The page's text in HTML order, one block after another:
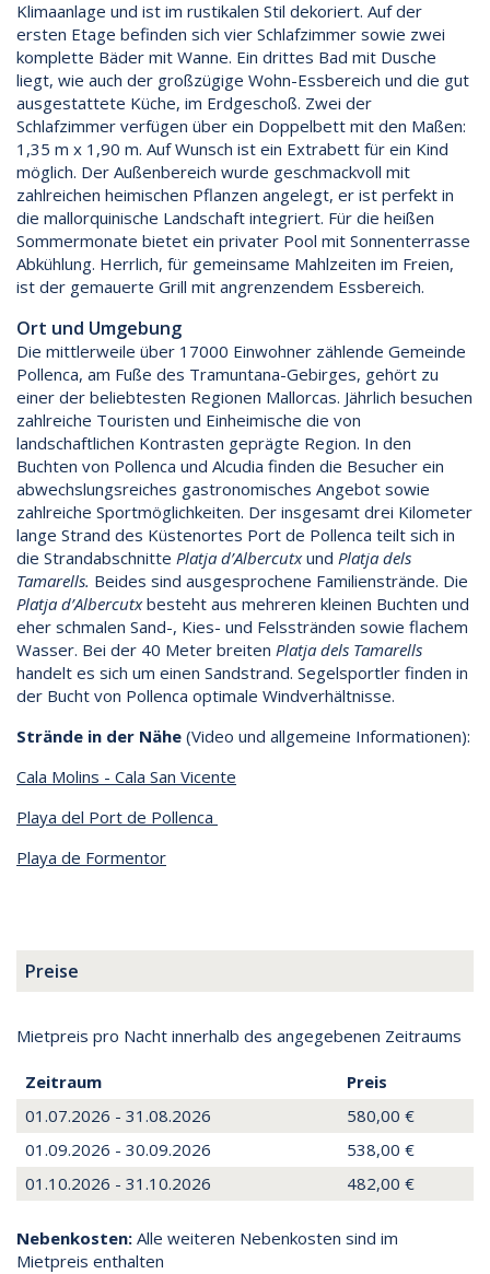
Klimaanlage und ist im rustikalen Stil dekoriert. Auf der
ersten Etage befinden sich vier Schlafzimmer sowie zwei
komplette Bäder mit Wanne. Ein drittes Bad mit Dusche
liegt, wie auch der großzügige Wohn-Essbereich und die gut
ausgestattete Küche, im Erdgeschoß. Zwei der
Schlafzimmer verfügen über ein Doppelbett mit den Maßen:
1,35 m x 1,90 m. Auf Wunsch ist ein Extrabett für ein Kind
möglich. Der Außenbereich wurde geschmackvoll mit
zahlreichen heimischen Pflanzen angelegt, er ist perfekt in
die mallorquinische Landschaft integriert. Für die heißen
Sommermonate bietet ein privater Pool mit Sonnenterrasse
Abkühlung. Herrlich, für gemeinsame Mahlzeiten im Freien,
ist der gemauerte Grill mit angrenzendem Essbereich.
Ort und Umgebung
Die mittlerweile über 17000 Einwohner zählende Gemeinde
Pollenca, am Fuße des Tramuntana-Gebirges, gehört zu
einer der beliebtesten Regionen Mallorcas. Jährlich besuchen
zahlreiche Touristen und Einheimische die von
landschaftlichen Kontrasten geprägte Region. In den
Buchten von Pollenca und Alcudia finden die Besucher ein
abwechslungsreiches gastronomisches Angebot sowie
zahlreiche Sportmöglichkeiten. Der insgesamt drei Kilometer
lange Strand des Küstenortes Port de Pollenca teilt sich in
die Strandabschnitte Platja d’Albercutxund Platja dels
Tamarells. Beides sind ausgesprochene Familienstrände. Die
Platja d’Albercutxbesteht aus mehreren kleinen Buchten und
eher schmalen Sand-, Kies- und Felsstränden sowie flachem
Wasser. Bei der 40 Meter breiten Platja dels Tamarells
handelt es sich um einen Sandstrand. Segelsportler finden in
der Bucht von Pollenca optimale Windverhältnisse.
Strände in der Nähe (Video und allgemeine Informationen):
Cala Molins - Cala San Vicente
Playa del Port de Pollenca
Playa de Formentor
Preise
Mietpreis pro Nacht innerhalb des angegebenen Zeitraums
Zeitraum
Preis
01.07.2026 - 31.08.2026
580,00 €
01.09.2026 - 30.09.2026
538,00 €
01.10.2026 - 31.10.2026
482,00 €
Nebenkosten: Alle weiteren Nebenkosten sind im
Mietpreis enthalten